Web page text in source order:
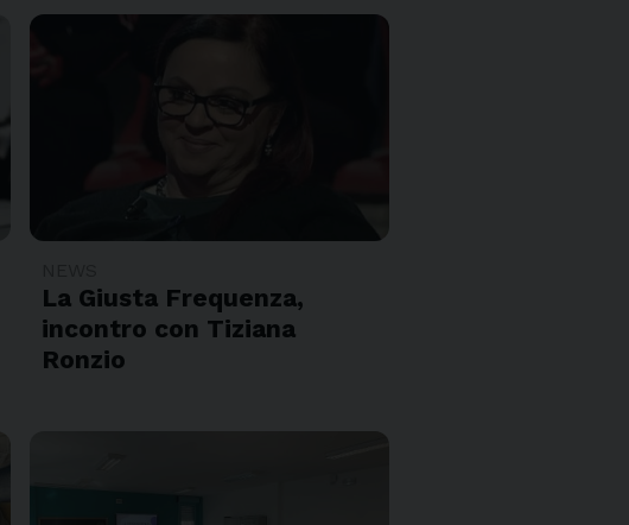
La Giusta Frequenza,
incontro con Tiziana
Ronzio